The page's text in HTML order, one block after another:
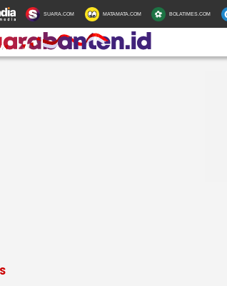
SUARA.COM MATAMATA.COM BOLATIMES.COM